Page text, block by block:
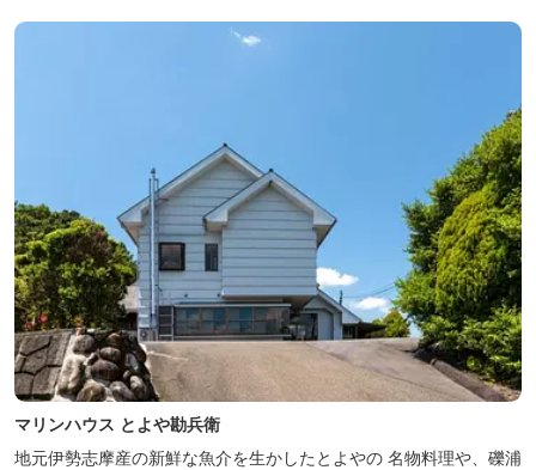
マリンハウス とよや勘兵衛
地元伊勢志摩産の新鮮な魚介を生かしたとよやの 名物料理や、礫浦